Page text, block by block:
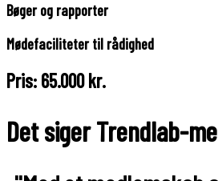
Bøger og rapporter
Mødefaciliteter til rådighed
Pris: 65.000 kr.
Det siger Trendlab-